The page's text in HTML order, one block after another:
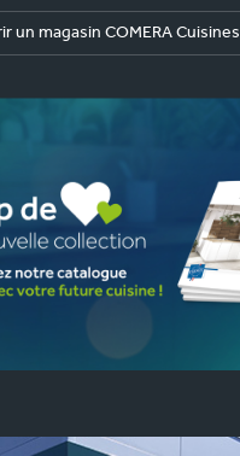
un magasin COMERA Cuisines